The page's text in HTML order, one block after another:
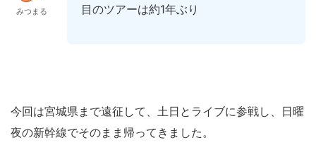
みつまる
目のツアーは約1年ぶり
今回は宮城県まで遠征して、土日とライブに参戦し、日曜
夜の新幹線でそのまま帰ってきました。